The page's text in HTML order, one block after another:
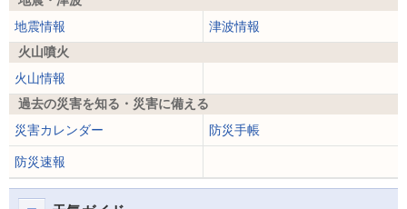
地震情報
津波情報
火山噴火
火山情報
過去の災害を知る・災害に備える
災害カレンダー
防災手帳
防災速報